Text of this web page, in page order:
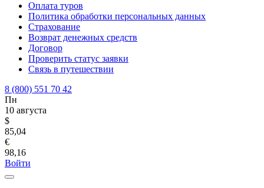
Оплата туров
Политика обработки персональных данных
Страхование
Возврат денежных средств
Договор
Проверить статус заявки
Связь в путешествии
8 (800) 551 70 42
Пн
10 августа
$
85,04
€
98,16
Войти